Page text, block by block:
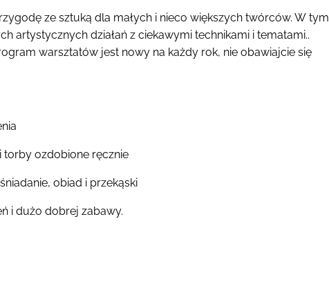
ze sztuką dla małych i nieco większych twórców. W tym
artystycznych działań z ciekawymi technikami i tematami..
warsztatów jest nowy na każdy rok, nie obawiajcie się
torby ozdobione ręcznie
obiad i przekąski
i dużo dobrej zabawy.